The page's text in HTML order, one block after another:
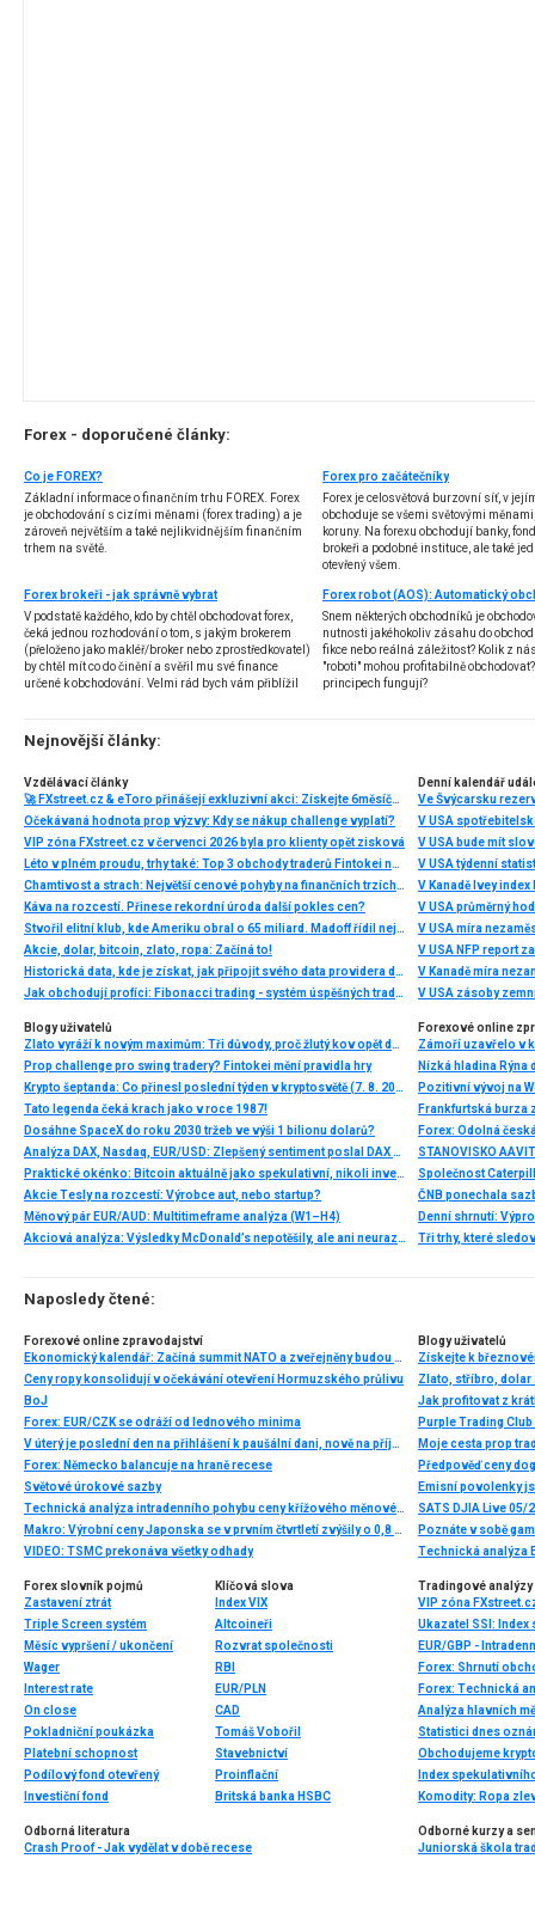
Forex - doporučené články:
Co je FOREX?
Základní informace o finančním trhu FOREX. Forex
je obchodování s cizími měnami (forex trading) a je
zároveň největším a také nejlikvidnějším finančním
trhem na světě.
Forex pro začátečníky
Forex je celosvětová burzovní síť, v
obchoduje se všemi světovými
koruny. Na forexu obchodují banky,
brokeři a podobné instituce, ale také
otevřený všem.
Forex brokeři - jak správně vybrat
V podstatě každého, kdo by chtěl obchodovat forex,
čeká jednou rozhodování o tom, s jakým brokerem
(přeloženo jako makléř/broker nebo zprostředkovatel)
by chtěl mít co do činění a svěřil mu své finance
určené k obchodování. Velmi rád bych vám přiblížil
několik příkladů nejznámějších z nich.
Snem některých obchodníků je
nutnosti jakéhokoliv zásahu do
fikce nebo reálná záležitost? Kolik z
"roboti" mohou profitabilně
principech fungují?
Nejnovější články:
Vzdělávací články
🚀 FXstreet.cz & eToro přinášejí exkluzivní akci: Získejte 6měsíční členství ve VIP zóně ZDARMA
Očekávaná hodnota prop výzvy: Kdy se nákup challenge vyplatí?
VIP zóna FXstreet.cz v červenci 2026 byla pro klienty opět zisková
Léto v plném proudu, trhy také: Top 3 obchody traderů Fintokei na indexech a zlatě
Chamtivost a strach: Největší cenové pohyby na finančních trzích (červenec 2026)
Káva na rozcestí. Přinese rekordní úroda další pokles cen?
Stvořil elitní klub, kde Ameriku obral o 65 miliard. Madoff řídil největší Ponzi dějin
Akcie, dolar, bitcoin, zlato, ropa: Začíná to!
Historická data, kde je získat, jak připojit svého data providera do MultiCharts a proč je budeme potřebovat? (4. díl)
Jak obchodují profíci: Fibonacci trading - systém úspěšných traderů
Denní kalendář
Ve Švýcarsku
V USA
V USA bude mít
V USA týdenní
V Kanadě Ivey index
V USA průměrný
V USA míra
V USA NFP report
V Kanadě míra
V USA zásoby
Blogy uživatelů
Zlato vyráží k novým maximům: Tři důvody, proč žlutý kov opět dominuje
Prop challenge pro swing tradery? Fintokei mění pravidla hry
Krypto šeptanda: Co přinesl poslední týden v kryptosvětě (7. 8. 2026)
Tato legenda čeká krach jako v roce 1987!
Dosáhne SpaceX do roku 2030 tržeb ve výši 1 bilionu dolarů?
Analýza DAX, Nasdaq, EUR/USD: Zlepšený sentiment poslal DAX na nová maxima
Praktické okénko: Bitcoin aktuálně jako spekulativní, nikoli investiční aktivum
Akcie Tesly na rozcestí: Výrobce aut, nebo startup?
Měnový pár EUR/AUD: Multitimeframe analýza (W1–H4)
Akciová analýza: Výsledky McDonald’s nepotěšily, ale ani neurazily. Jakou vizi společnost prezentovala?
Forexové online
Nízká hladina
Pozitivní vývoj na
Frankfurtská burza
Denní shrnutí:
Tři trhy, které
Naposledy čtené:
Forexové online zpravodajství
Ekonomický kalendář: Začíná summit NATO a zveřejněny budou PMI z Evropy i USA
Ceny ropy konsolidují v očekávání otevření Hormuzského průlivu
BoJ
Forex: EUR/CZK se odráží od lednového minima
V úterý je poslední den na přihlášení k paušální dani, nově na příjmy do dvou milionů ročně. Vyplatí se třeba advokátům, zato řemeslníkům spíše ne
Forex: Německo balancuje na hraně recese
Světové úrokové sazby
Technická analýza intradenního pohybu ceny křížového měnového páru EUR/JPY, pondělí 19. května 2025
Makro: Výrobní ceny Japonska se v prvním čtvrtletí zvýšily o 0,8 pct
VIDEO: TSMC prekonáva všetky odhady
Blogy uživatelů
Zlato, stříbro, dolar
Jak profitovat z
Purple Trading
Moje cesta prop
Emisní povolenky
SATS DJIA Live 05/
Poznáte v sobě
Technická analýza
Forex slovník pojmů
Zastavení ztrát
Triple Screen systém
Měsíc vypršení / ukončení
Wager
Interest rate
On close
Pokladniční poukázka
Platební schopnost
Podílový fond otevřený
Investiční fond
Klíčová slova
Index VIX
Altcoineři
Rozvrat společnosti
RBI
EUR/PLN
CAD
Tomáš Vobořil
Stavebnictví
Proinflační
Britská banka HSBC
Tradingové analýzy
Ukazatel SSI:
EUR/GBP -
Forex: Shrnutí
Forex: Technická
Analýza hlavních
Statistici dnes
Index
Odborná literatura
Crash Proof - Jak vydělat v době recese
Odborné kurzy a
Juniorská škola